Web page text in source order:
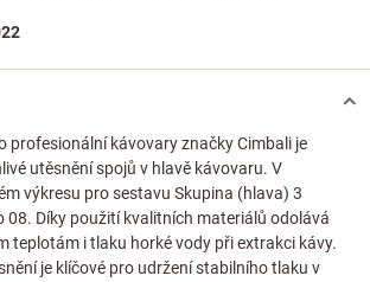
profesionální kávovary značky Cimbali je
utěsnění spojů v hlavě kávovaru. V
výkresu pro sestavu Skupina (hlava) 3
08. Díky použití kvalitních materiálů odolává
teplotám i tlaku horké vody při extrakci kávy.
je klíčové pro udržení stabilního tlaku v